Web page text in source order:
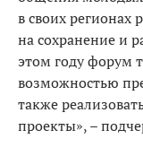
в своих регионах
на сохранение и
этом году форум
возможностью
также
проекты», –